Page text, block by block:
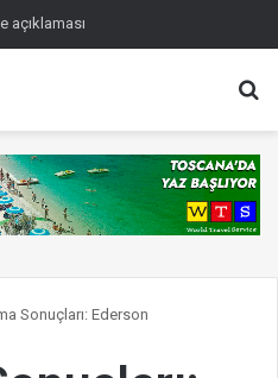
açıklaması
Sonuçları: Ederson